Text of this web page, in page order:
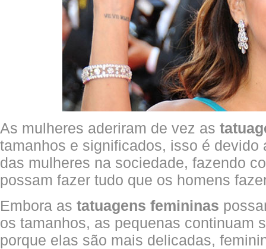
As mulheres aderiram de vez as
tamanhos e significados, isso é devido
das mulheres na sociedade, fazendo
possam fazer tudo que os homens
Embora as tatuagens femininas
os tamanhos, as pequenas continuam
porque elas são mais delicadas,